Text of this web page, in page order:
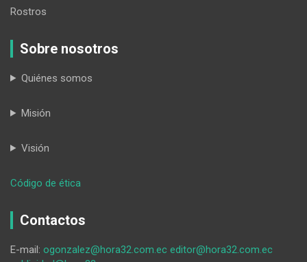
Rostros
Sobre nosotros
Quiénes somos
Misión
Visión
Código de ética
miedo
Contactos
E-mail: ogonzalez@hora32.com.ec editor@hora32.com.ec